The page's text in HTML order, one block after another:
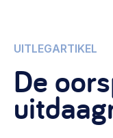
Onderwerpen
Starten van een
Rechtsvormen,
Wat we doen
UITLEGARTIKEL
De